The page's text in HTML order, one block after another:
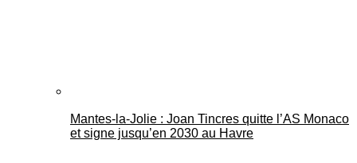
Mantes-la-Jolie : Joan Tincres quitte l’AS Monaco
et signe jusqu’en 2030 au Havre